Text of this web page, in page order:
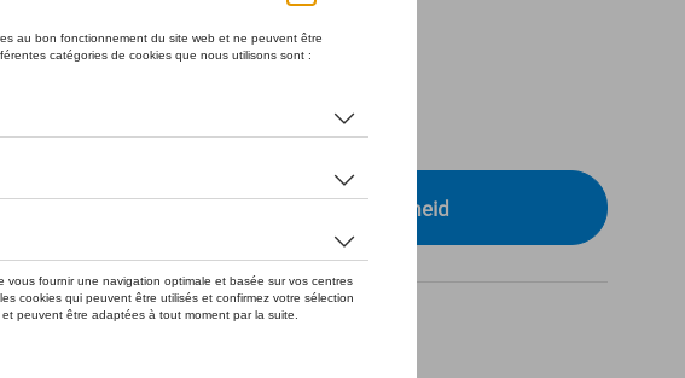
niet op stock
Contacteer uw dealer voor beschikbaarheid